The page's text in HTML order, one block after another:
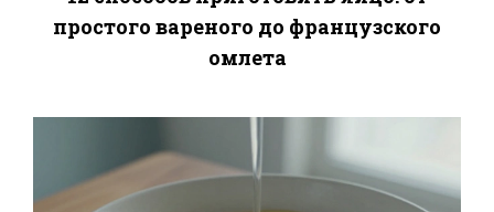
простого вареного до французского
омлета